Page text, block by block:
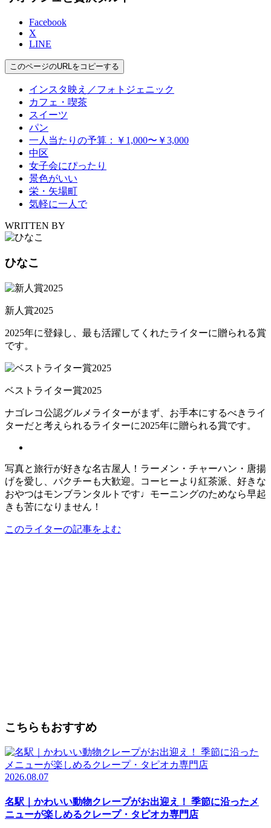
Facebook
X
LINE
このページのURLをコピーする
インスタ映え／フォトジェニック
カフェ・喫茶
スイーツ
パン
一人当たりの予算：￥1,000〜￥3,000
中区
女子会にぴったり
景色がいい
栄・矢場町
気軽に一人で
WRITTEN BY
ひなこ
新人賞2025
2025年に登録し、最も活躍してくれたライターに贈られる賞
です。
ベストライター賞2025
ナゴレコ公認グルメライターがまず、お手本にするべきライ
ターだと考えられるライターに2025年に贈られる賞です。
写真と旅行が好きな名古屋人！ラーメン・チャーハン・唐揚
げを愛し、パクチーも大歓迎。コーヒーより紅茶派、好きな
おやつはモンブランタルトです♩モーニングのためなら早起
きも苦になりません！
このライターの記事をよむ
こちらもおすすめ
2026.08.07
名駅｜かわいい動物クレープがお出迎え！ 季節に沿ったメ
ニューが楽しめるクレープ・タピオカ専門店